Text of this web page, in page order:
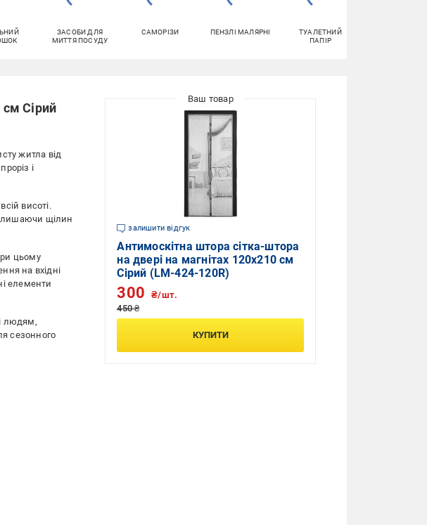
ЗАСОБИ ДЛЯ
МИТТЯ ПОСУДУ
САМОРІЗИ ПЕНЗЛІ МАЛЯРНІ
ТУАЛЕТНИЙ
ПАПІР
см Сірий
житла від
і
висоті.
щілин
цьому
на вхідні
елементи
людям,
сезонного
залишити відгук
Антимоскітна штора сітка-штора
на двері на магнітах 120x210 см
Сірий (LM-424-120R)
450 ₴
300 ₴/шт.
КУПИТИ